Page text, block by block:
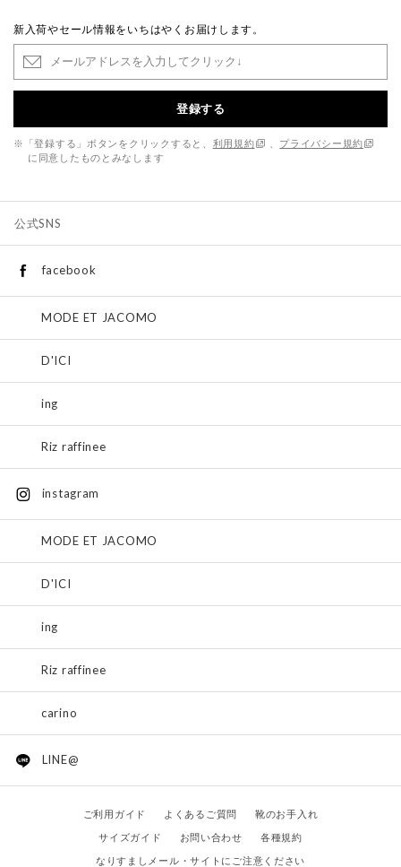
新入荷やセール情報をいちはやくお届けします。
登録する
※「登録する」ボタンをクリックすると、 利用規約
プライバシー規約
に同意したものとみなします
公式SNS
facebook
MODE ET JACOMO
D'ICI
ing
Riz raffinee
instagram
MODE ET JACOMO
D'ICI
ing
Riz raffinee
carino
LINE@
ご利用ガイド よくあるご質問
靴のお手入れ
サイズガイド
お問い合わせ
各種規約
なりすましメール・サイトにご注意ください